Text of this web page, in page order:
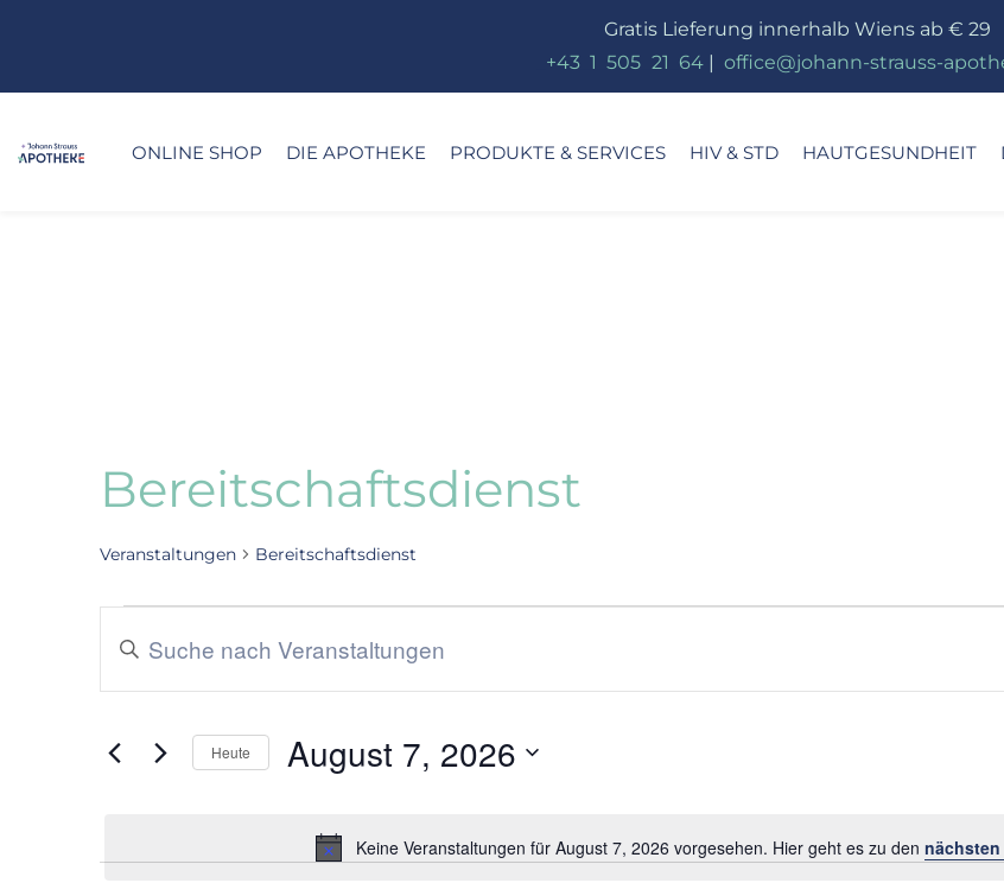
Gratis Lieferung innerhalb Wiens ab € 29
+43 1 505 21 64 office@johann-strauss-
ONLINE SHOP DIE APOTHEKE PRODUKTE & SERVICES HIV & STD HAUTGESUNDHEIT
Bereitschaftsdienst
Veranstaltungen Bereitschaftsdienst
Hinweis
Keine Veranstaltungen für August 7, 2026 vorgesehen. Hier geht es zu den
Veranstaltungen
Suche
Ansichten,
Navigation
Bitte
Schlüsselwort
eingeben.
nach
Heute August 7, 2026